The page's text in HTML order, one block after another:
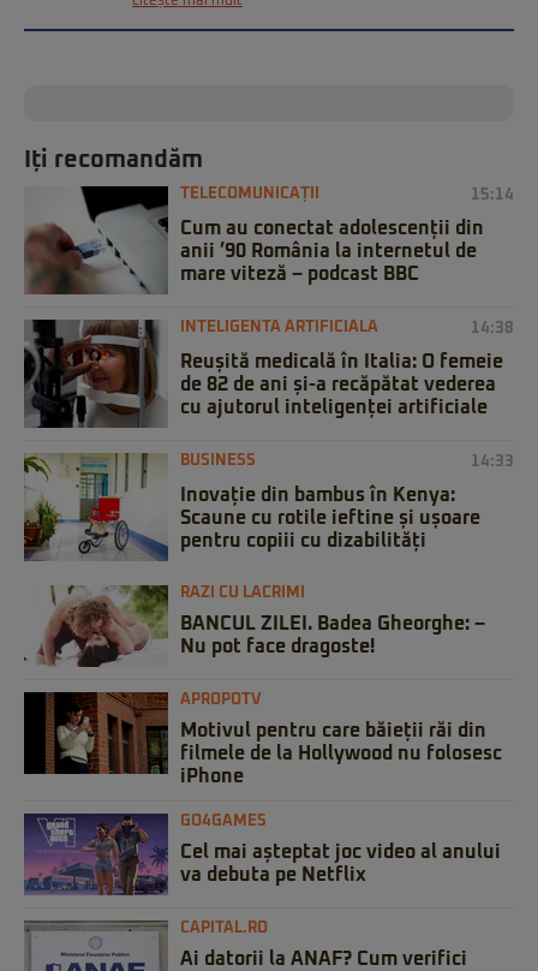
Iți recomandăm
TELECOMUNICAȚII 15:14
Cum au conectat adolescenții din
anii ’90 România la internetul de
mare viteză – podcast BBC
INTELIGENTA ARTIFICIALA 14:38
Reușită medicală în Italia: O femeie
de 82 de ani și-a recăpătat vederea
cu ajutorul inteligenței artificiale
BUSINESS 14:33
Inovație din bambus în Kenya:
Scaune cu rotile ieftine și ușoare
pentru copiii cu dizabilități
RAZI CU LACRIMI
BANCUL ZILEI. Badea Gheorghe: –
Nu pot face dragoste!
APROPOTV
Motivul pentru care băieții răi din
filmele de la Hollywood nu folosesc
iPhone
GO4GAMES
Cel mai așteptat joc video al anului
va debuta pe Netflix
CAPITAL.RO
Ai datorii la ANAF? Cum verifici